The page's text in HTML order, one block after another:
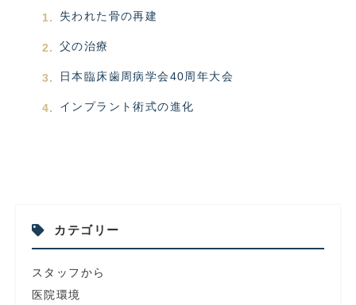
失われた骨の再建
父の治療
日本臨床歯周病学会40周年大会
インプラント術式の進化
カテゴリー
スタッフから
医院環境